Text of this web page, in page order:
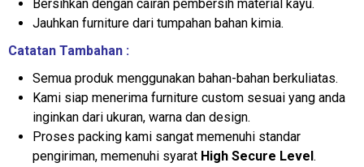
Bersihkan dengan cairan pembersih material kayu.
Jauhkan furniture dari tumpahan bahan kimia.
Catatan Tambahan :
Semua produk menggunakan bahan-bahan berkuliatas.
Kami siap menerima furniture custom sesuai yang anda
inginkan dari ukuran, warna dan design.
Proses packing kami sangat memenuhi standar
pengiriman, memenuhi syarat High Secure Level .